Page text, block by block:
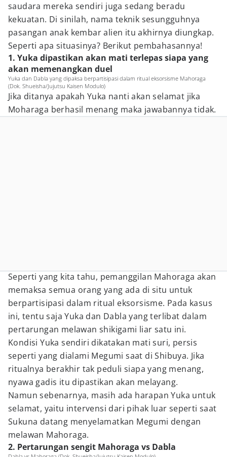
saudara mereka sendiri juga sedang beradu
kekuatan. Di sinilah, nama teknik sesungguhnya
pasangan anak kembar alien itu akhirnya diungkap.
Seperti apa situasinya? Berikut pembahasannya!
1. Yuka dipastikan akan mati terlepas siapa yang
akan memenangkan duel
Yuka dan Dabla yang dipaksa berpartisipasi dalam ritual eksorsisme Mahoraga
(Dok. Shueisha/Jujutsu Kaisen Modulo)
Jika ditanya apakah Yuka nanti akan selamat jika
Moharaga berhasil menang maka jawabannya tidak.
Seperti yang kita tahu, pemanggilan Mahoraga akan
memaksa semua orang yang ada di situ untuk
berpartisipasi dalam ritual eksorsisme. Pada kasus
ini, tentu saja Yuka dan Dabla yang terlibat dalam
pertarungan melawan shikigami liar satu ini.
Kondisi Yuka sendiri dikatakan mati suri, persis
seperti yang dialami Megumi saat di Shibuya. Jika
ritualnya berakhir tak peduli siapa yang menang,
nyawa gadis itu dipastikan akan melayang.
Namun sebenarnya, masih ada harapan Yuka untuk
selamat, yaitu intervensi dari pihak luar seperti saat
Sukuna datang menyelamatkan Megumi dengan
melawan Mahoraga.
2. Pertarungan sengit Mahoraga vs Dabla